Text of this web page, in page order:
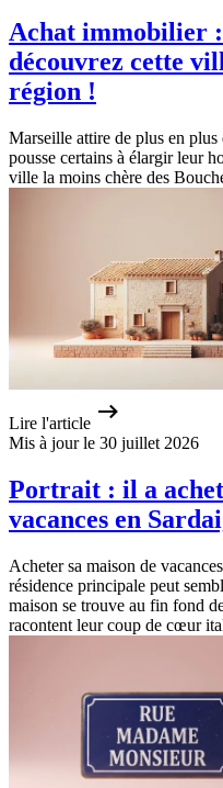
Achat immobilier
découvrez cette
région !
Marseille attire de plus en plus
pousse certains à élargir leur
ville la moins chère des
Lire l'article
Mis à jour le 30 juillet 2026
Portrait : il a
vacances en
Acheter sa maison de
résidence principale peut
maison se trouve au fin fond
racontent leur coup de cœur